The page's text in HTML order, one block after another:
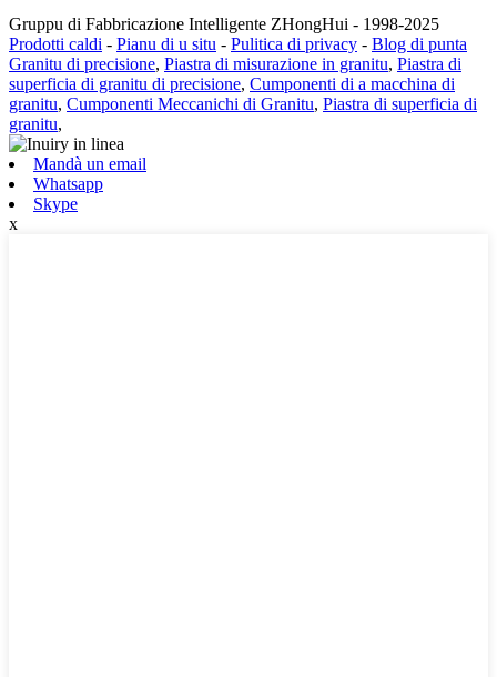
Gruppu di Fabbricazione Intelligente ZHongHui - 1998-2025
Prodotti caldi - Pianu di u situ - Pulitica di privacy - Blog di punta
Granitu di precisione, Piastra di misurazione in granitu, Piastra di
superficia di granitu di precisione, Cumponenti di a macchina di
granitu, Cumponenti Meccanichi di Granitu, Piastra di superficia di
granitu,
Mandà un email
Whatsapp
Skype
x